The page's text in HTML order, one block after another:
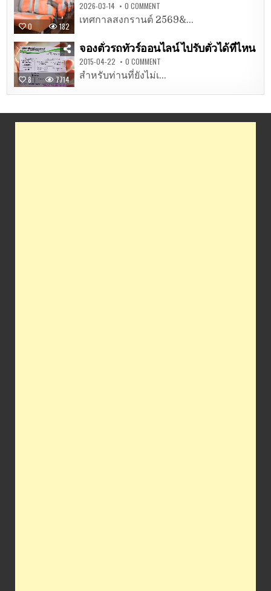
0 182
2026-03-14 0 COMMENT
เทศกาลสงกรานต์ 2569&...
8 7714
จองตั๋วรถทัวร์ออนไลน์ ไปรับตั๋วได้ที่ไหน
2015-04-22 0 COMMENT
สำหรับท่านที่ยังไม่เ...